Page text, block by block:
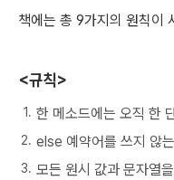
책에는 총 9가지의 원칙이
<규칙>
한 메소드에는 오직 한
else 예약어를 쓰지 않
모든 원시 값과 문자열